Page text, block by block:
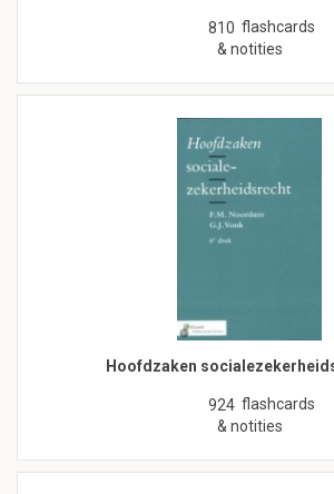
810 flashcards
& notities
Hoofdzaken
924 flashcards
& notities